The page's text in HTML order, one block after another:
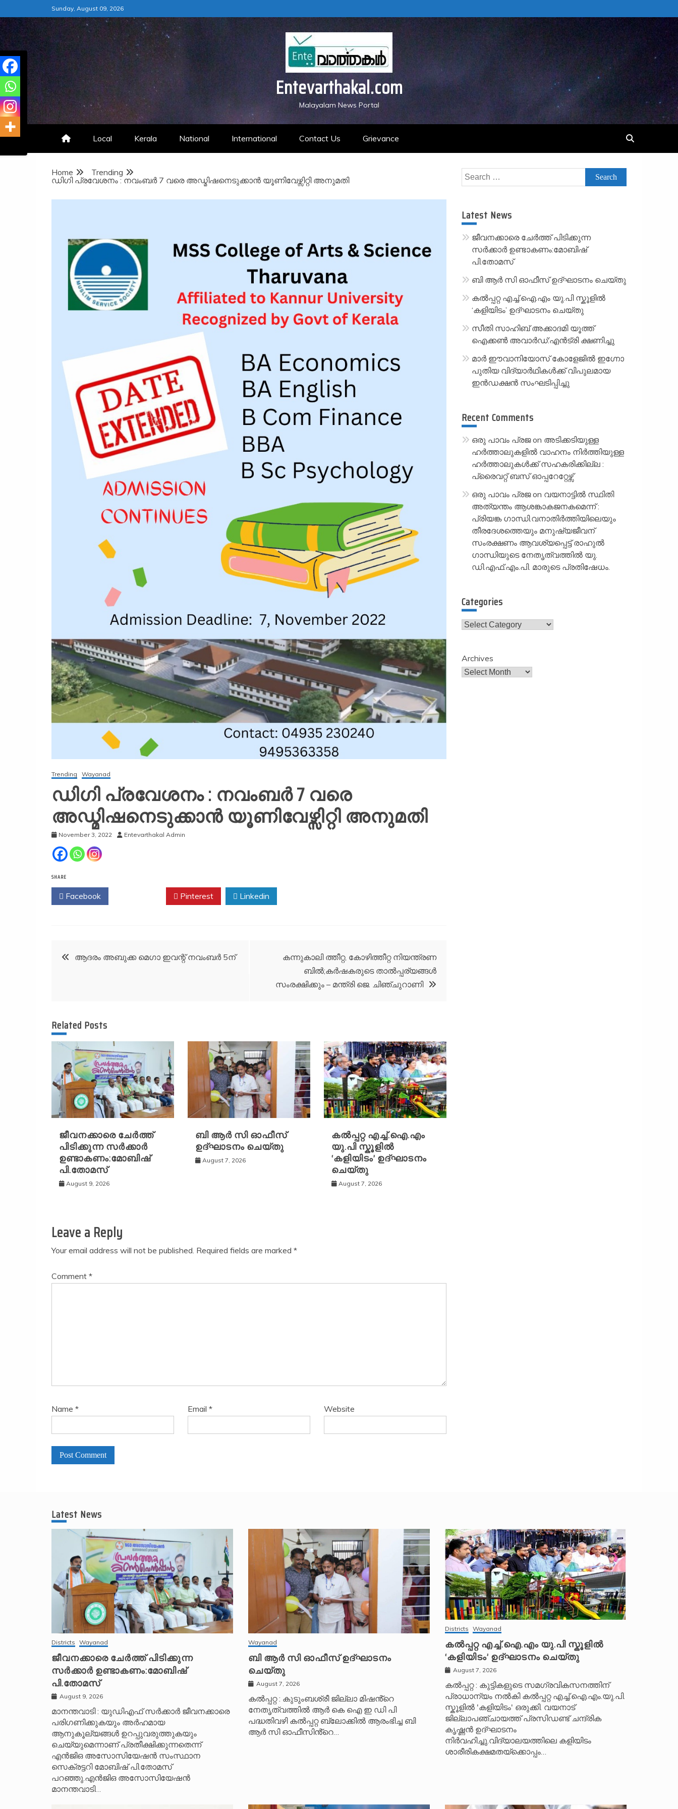
to
content
Sunday, August 09, 2026
Entevarthakal.com
Malayalam News Portal
Local Kerala National International Contact Us Grievance
Home
Trending
ഡിഗി പ്രവേശനം : നവംബർ 7 വരെ അഡ്മിഷനെടുക്കാൻ യൂണിവേഴ്സിറ്റി അനുമതി
Trending Wayanad
ഡിഗി പ്രവേശനം : നവംബർ 7 വരെ
അഡ്മിഷനെടുക്കാൻ യൂണിവേഴ്സിറ്റി അനുമതി
November 3, 2022 Entevarthakal Admin
SHARE
Facebook Pinterest Linkedin
Postആദരം അബുക്ക മെഗാ ഇവന്റ് നവംബര്‍ 5ന്
കന്നുകാലി ത്തീറ്റ, കോഴിത്തീറ്റ നിയന്ത്രണ
ബില്‍;കര്‍ഷകരുടെ താല്‍പ്പര്യങ്ങള്‍
സംരക്ഷിക്കും – മന്ത്രി ജെ. ചിഞ്ചുറാണി
Related Posts
ജീവനക്കാരെ ചേർത്ത്
പിടിക്കുന്ന സർക്കാർ
ഉണ്ടാകണം:മോബിഷ്
പി.തോമസ്
August 9, 2026
ബി ആർ സി ഓഫീസ്
ഉദ്ഘാടനം ചെയ്തു
August 7, 2026
കൽപ്പറ്റ എച്ച്.ഐ.എം
യു.പി സ്കൂ‌ളിൽ
‘കളിയിടം’ ഉദ്ഘാടനം
ചെയ്തു
August 7, 2026
Leave a Reply
Your email address will not be published. Required fields are marked *
Comment *
Name * Email* Website
t
e
:
Search
for:
Latest News
ജീവനക്കാരെ ചേർത്ത് പിടിക്കുന്ന
സർക്കാർ ഉണ്ടാകണം:മോബിഷ്
പി.തോമസ്
ബി ആർ സി ഓഫീസ് ഉദ്ഘാടനം ചെയ്തു
കൽപ്പറ്റ എച്ച്.ഐ.എം യു.പി സ്കൂ‌ളിൽ
‘കളിയിടം’ ഉദ്ഘാടനം ചെയ്തു
സീതി സാഹിബ് അക്കാദമി യൂത്ത്
ഐക്കൺ അവാർഡ്:എൻട്രി ക്ഷണിച്ചു
മാർ ഈവാനിയോസ് കോളേജിൽ ഇഗ്നോ
പുതിയ വിദ്യാർഥികൾക്ക് വിപുലമായ
ഇൻഡക്ഷൻ സംഘടിപ്പിച്ചു
Recent Comments
ഒരു പാവം പ്രജon അടിക്കടിയുള്ള
ഹർത്താലുകളിൽ വാഹനം നിർത്തിയുള്ള
ഹർത്താലുകൾക്ക് സഹകരിക്കില്ല :
പ്രൈവറ്റ് ബസ് ഓപ്പറേറ്റേഴ്സ്
ഒരു പാവം പ്രജon വയനാട്ടിൽ സ്ഥിതി
അത്യന്തം ആശങ്കാകജനകമെന്ന് :
പ്രിയങ്ക ഗാന്ധി.വനാതിർത്തിയിലെയും
തീരദേശത്തെയും മനുഷ്യജീവന്
സംരക്ഷണം ആവശ്യപ്പെട്ട് രാഹുൽ
ഗാന്ധിയുടെ നേതൃത്വത്തിൽ യു.
ഡി.എഫ്.എം.പി. മാരുടെ പ്രതിഷേധം.
Categories
Categories
Archives
Latest News
Districts Wayanad
ജീവനക്കാരെ ചേർത്ത് പിടിക്കുന്ന
സർക്കാർ ഉണ്ടാകണം:മോബിഷ്
പി.തോമസ്
August 9, 2026
മാനന്തവാടി : യുഡിഎഫ് സർക്കാർ ജീവനക്കാരെ
പരിഗണിക്കുകയും അർഹമായ
ആനുകൂല്യങ്ങൾ ഉറപ്പുവരുത്തുകയും
ചെയ്യുമെന്നാണ് പ്രതീക്ഷിക്കുന്നതെന്ന്
എൻജിഒ അസോസിയേഷൻ സംസ്ഥാന
സെക്രട്ടറി മോബിഷ് പി.തോമസ്
പറഞ്ഞു.എൻജിഒ അസോസിയേഷൻ
മാനന്തവാടി…
Wayanad
ബി ആർ സി ഓഫീസ് ഉദ്ഘാടനം
ചെയ്തു
August 7, 2026
കൽപ്പറ്റ : കുടുംബശ്രീ ജില്ലാ മിഷൻ്റെ
നേതൃത്വത്തിൽ ആർ കെ ഐ ഇ ഡി പി
പദ്ധതിവഴി കൽപ്പറ്റ ബ്ലോക്കിൽ ആരംഭിച്ച ബി
ആർ സി ഓഫീസിൻ്റെ…
Districts Wayanad
കൽപ്പറ്റ എച്ച്.ഐ.എം യു.പി സ്കൂ‌ളിൽ
‘കളിയിടം’ ഉദ്ഘാടനം ചെയ്തു
August 7, 2026
കൽപ്പറ്റ : കുട്ടികളുടെ സമഗ്രവികസനത്തിന്
പ്രാധാന്യം നൽകി കൽപ്പറ്റ എച്ച്.ഐ.എം.യു.പി.
സ്കൂ‌ളിൽ 'കളിയിടം' ഒരുക്കി. വയനാട്
ജില്ലാപഞ്ചായത്ത് പ്രസിഡണ്ട് ചന്ദ്രിക
കൃഷ്ണൻ ഉദ്ഘാടനം
നിർവഹിച്ചു.വിദ്യാലയത്തിലെ കളിയിടം
ശാരീരികക്ഷമതയ്‌ക്കൊപ്പം…